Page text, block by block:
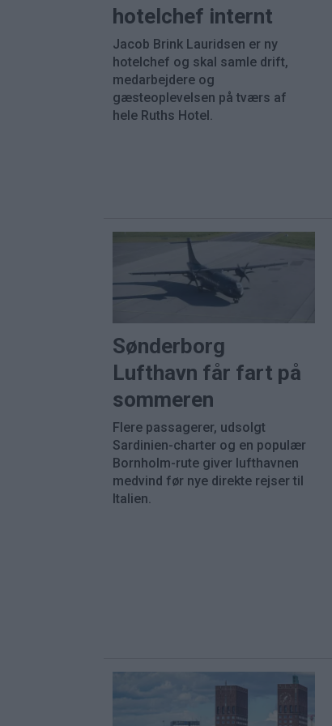
hotelchef internt
Jacob Brink Lauridsen er ny
hotelchef og skal samle drift,
medarbejdere og
gæsteoplevelsen på tværs af
hele Ruths Hotel.
Sønderborg
Lufthavn får fart på
sommeren
Flere passagerer, udsolgt
Sardinien-charter og en populær
Bornholm-rute giver lufthavnen
medvind før nye direkte rejser til
Italien.